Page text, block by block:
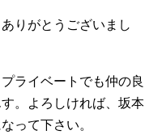
りがとうございまし
ライベートでも仲の良
。よろしければ、坂本
って下さい。